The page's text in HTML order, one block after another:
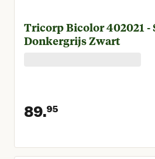
Tricorp Bicolor 402021 -
Donkergrijs Zwart
89.95
Huidige prijs